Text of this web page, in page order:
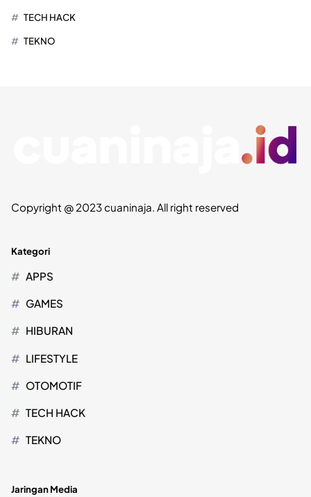
TECH HACK
TEKNO
Copyright @ 2023 cuaninaja. All right reserved
Kategori
APPS
GAMES
HIBURAN
LIFESTYLE
OTOMOTIF
TECH HACK
TEKNO
Jaringan Media